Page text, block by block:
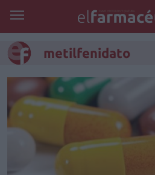
metilfenidato